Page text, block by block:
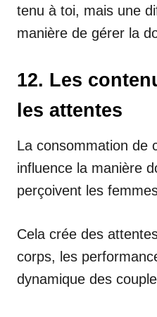
tenu à toi, mais une
manière de gérer la
12. Les
les attentes
La consommation de
influence la manière
perçoivent les
Cela crée des
corps, les
dynamique des